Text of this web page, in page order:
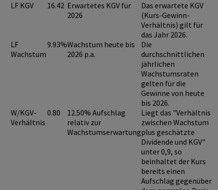
LF KGV 16.42 Erwartetes KGV für
2026
Das erwartete KGV
(Kurs-Gewinn-
Verhältnis) gilt für
das Jahr 2026.
LF
Wachstum
9.93%Wachstum heute bis
2026 p.a.
Die
durchschnittlichen
jährlichen
Wachstumsraten
gelten für die
Gewinne von heute
bis 2026.
W/KGV-
Verhältnis
0.80
12.50% Aufschlag
relativ zur
Wachstumserwartung
Liegt das "Verhältnis
zwischen Wachstum
plus geschätzte
Dividende und KGV"
unter 0,9, so
beinhaltet der Kurs
bereits einen
Aufschlag gegenüber